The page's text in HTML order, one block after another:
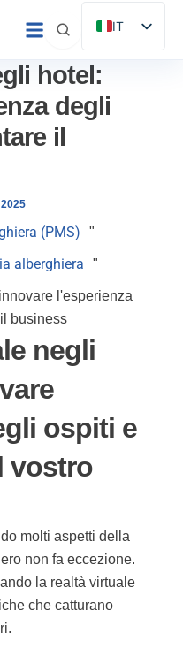
IT
ES
hotel:
degli
il
(PMS) "
alberghiera "
l'esperienza
business
negli
ospiti e
vostro
molti aspetti della
non fa eccezione.
la realtà virtuale
che catturano